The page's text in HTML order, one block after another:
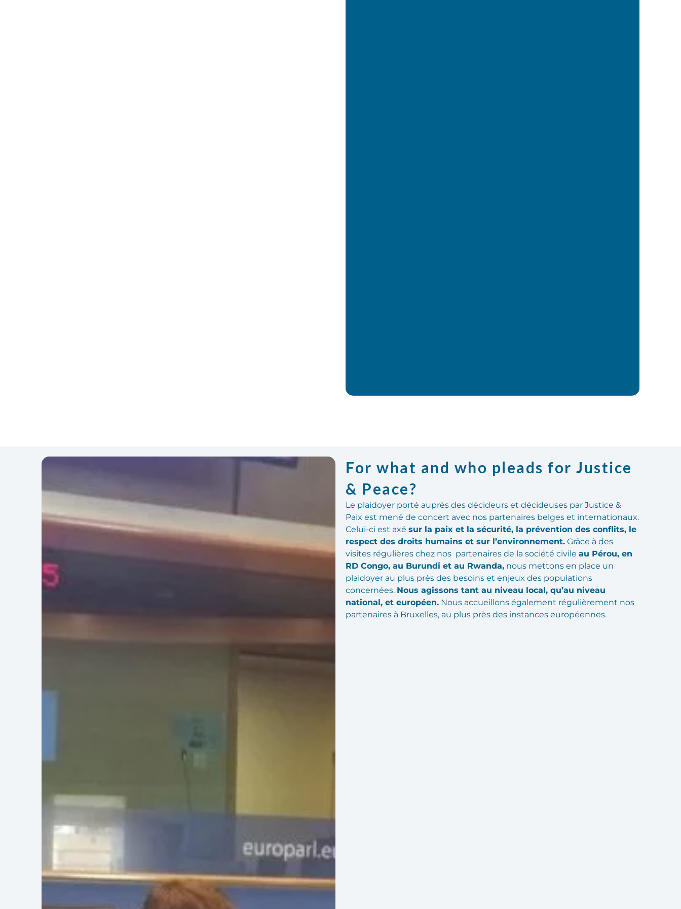
For what and who pleads for Justice
& Peace?
Le plaidoyer porté auprès des décideurs et décideuses par Justice &
Paix est mené de concert avec nos partenaires belges et internationaux.
Celui-ci est axé sur la paix et la sécurité, la prévention des conflits, le
respect des droits humains et sur l’environnement. Grâce à des
visites régulières chez nos partenaires de la société civile au Pérou, en
RD Congo, au Burundi et au Rwanda, nous mettons en place un
plaidoyer au plus près des besoins et enjeux des populations
concernées. Nous agissons tant au niveau local, qu’au niveau
national, et européen. Nous accueillons également régulièrement nos
partenaires à Bruxelles, au plus près des instances européennes.